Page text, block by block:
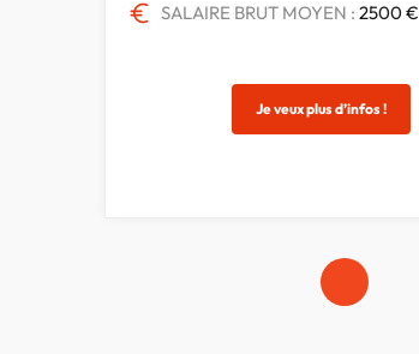
SALAIRE BRUT MOYEN : 2500 €
Je veux plus d’infos !